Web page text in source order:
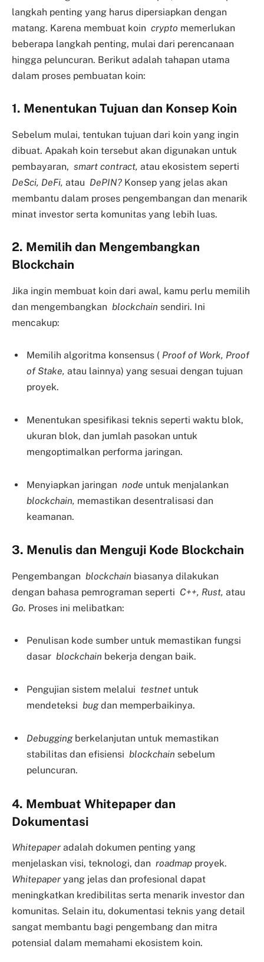
langkah penting yang harus dipersiapkan dengan
matang. Karena membuat koin crypto memerlukan
beberapa langkah penting, mulai dari perencanaan
hingga peluncuran. Berikut adalah tahapan utama
dalam proses pembuatan koin:
1. Menentukan Tujuan dan Konsep Koin
Sebelum mulai, tentukan tujuan dari koin yang ingin
dibuat. Apakah koin tersebut akan digunakan untuk
pembayaran, smart contract, atau ekosistem seperti
DeSci, DeFi, atau DePIN? Konsep yang jelas akan
membantu dalam proses pengembangan dan menarik
minat investor serta komunitas yang lebih luas.
2. Memilih dan Mengembangkan
Blockchain
Jika ingin membuat koin dari awal, kamu perlu memilih
dan mengembangkan blockchain sendiri. Ini
mencakup:
Memilih algoritma konsensus ( Proof of Work, Proof
of Stake, atau lainnya) yang sesuai dengan tujuan
proyek.
Menentukan spesifikasi teknis seperti waktu blok,
ukuran blok, dan jumlah pasokan untuk
mengoptimalkan performa jaringan.
Menyiapkan jaringan node untuk menjalankan
blockchain, memastikan desentralisasi dan
keamanan.
3. Menulis dan Menguji Kode Blockchain
Pengembangan blockchain biasanya dilakukan
dengan bahasa pemrograman seperti C++, Rust, atau
Go. Proses ini melibatkan:
Penulisan kode sumber untuk memastikan fungsi
dasar blockchain bekerja dengan baik.
Pengujian sistem melalui testnet untuk
mendeteksi bugdan memperbaikinya.
Debuggingberkelanjutan untuk memastikan
stabilitas dan efisiensi blockchain sebelum
peluncuran.
4. Membuat Whitepaper dan
Dokumentasi
Whitepaper adalah dokumen penting yang
menjelaskan visi, teknologi, dan roadmap proyek.
Whitepaper yang jelas dan profesional dapat
meningkatkan kredibilitas serta menarik investor dan
komunitas. Selain itu, dokumentasi teknis yang detail
sangat membantu bagi pengembang dan mitra
potensial dalam memahami ekosistem koin.